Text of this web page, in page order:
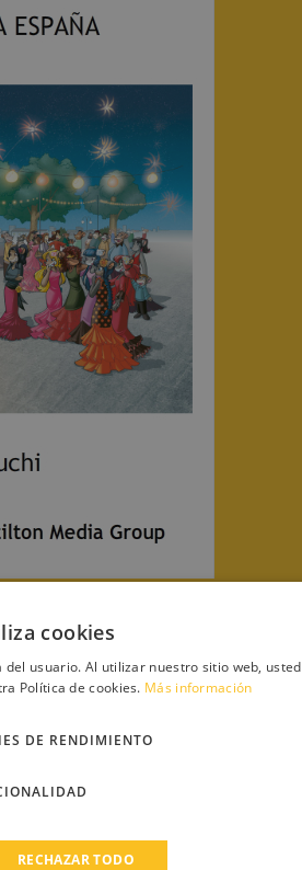
cookies
usuario. Al utilizar nuestro sitio web, usted
Política de cookies. Más información
DE RENDIMIENTO
RECHAZAR TODO